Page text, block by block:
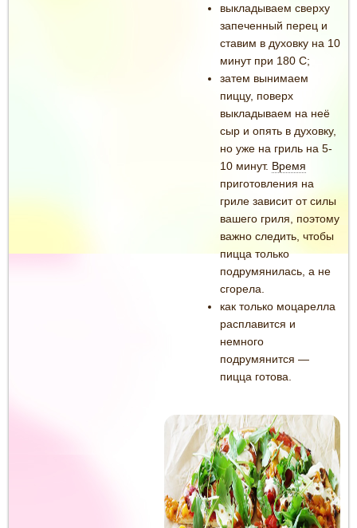
выкладываем сверху
запеченный перец и
ставим в духовку на 10
минут при 180 C;
затем вынимаем
пиццу, поверх
выкладываем на неё
сыр и опять в духовку,
но уже на гриль на 5-
10 минут. Время
приготовления на
гриле зависит от силы
вашего гриля, поэтому
важно следить, чтобы
пицца только
подрумянилась, а не
сгорела.
как только моцарелла
расплавится и
немного
подрумянится —
пицца готова.